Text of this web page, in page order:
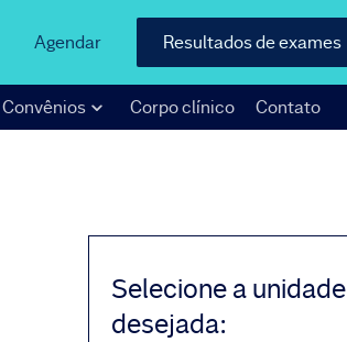
Agendar Resultados de exames
Convênios Corpo clínico Contato
Selecione a unidade
desejada: